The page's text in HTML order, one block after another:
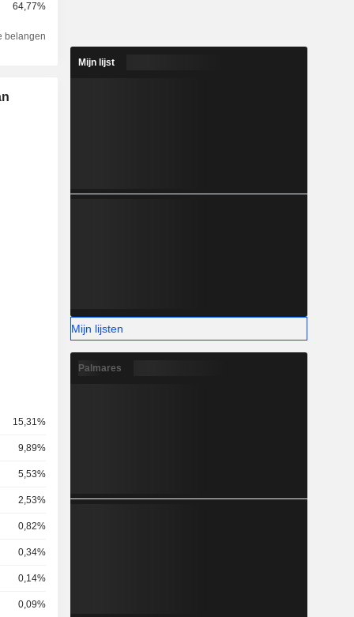
64,77%
belangen
15,31%
9,89%
5,53%
2,53%
0,82%
0,34%
0,14%
0,09%
Mijn lijst
Mijn lijsten
Palmares